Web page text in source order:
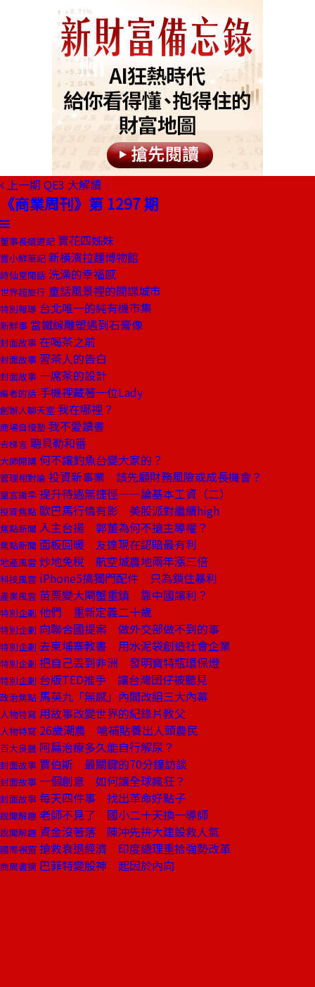
上一期 QE3 大解讀
《商業周刊》第 1297 期
董事長嬉遊記 賣花四姊妹
嘗小鮮筆記 新橫濱拉麵博物館
詩仙堂閒話 洗澡的幸福感
世界超旅行 童話風景裡的間諜城市
特別報導 台北唯一的純有機市集
新鮮事 當鐵線雕塑遇到石膏像
封面故事 在喝茶之前
封面故事 習茶人的告白
封面故事 一席茶的設計
編者的話 手機裡藏著一位Lady
創辦人聊天室 我在哪裡？
商場自慢塾 我不愛讀書
去梯言 聰貝勒和番
大師開講 何不讓釣魚台變大家的？
管理相對論 投資新事業 該先顧財務風險或成長機會？
童言識李 提升待遇無捷徑——論基本工資（二）
投資焦點 歐巴馬行情有影 美股派對繼續high
焦點新聞 入主台揚 郭董為何不搶主導權？
焦點新聞 面板回暖 友達現在認賠最有利
地產風雲 炒地免稅 航空城農地兩年漲三倍
科技風雲 iPhone5搞獨門配件 只為鎖住暴利
產業風雲 苗栗變大閘蟹重鎮 靠中國讓利？
特別企劃 他們 重新定義二十歲
特別企劃 向聯合國提案 做外交部做不到的事
特別企劃 去柬埔寨教書 用水泥袋創造社會企業
特別企劃 把自己丟到非洲 發明寶特瓶環保燈
特別企劃 台版TED推手 讓台灣囝仔被聽見
政治焦點 馬英九「無感」內閣改組三大內幕
人物特寫 用故事改變世界的紀錄片教父
人物特寫 26歲潮農 嗆補貼養出人頭農民
百大良醫 阿扁治療多久能自行解尿？
封面故事 賈伯斯 最關鍵的70分鐘訪談
封面故事 一個創意 如何讓全球瘋狂？
封面故事 每天四件事 找出革命好點子
說聞解趣 老師不見了 國小二十天換一導師
說聞解趣 資金沒著落 陳冲先拚大建設救人氣
國際視窗 搶救衰退經濟 印度總理重拾強勢改革
商周書摘 巴菲特變股神 起因於內向